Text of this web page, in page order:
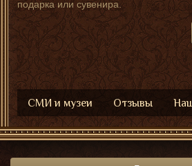
подарка или сувенира.
СМИ и музеи Отзывы